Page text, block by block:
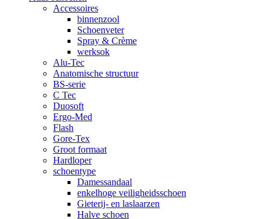
Accessoires
binnenzool
Schoenveter
Spray & Crème
werksok
Alu-Tec
Anatomische structuur
BS-serie
C Tec
Duosoft
Ergo-Med
Flash
Gore-Tex
Groot formaat
Hardloper
schoentype
Damessandaal
enkelhoge veiligheidsschoen
Gieterij- en laslaarzen
Halve schoen